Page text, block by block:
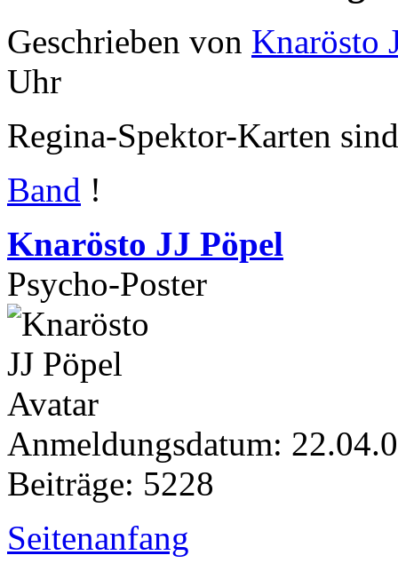
Geschrieben von Knarösto
Uhr
Regina-Spektor-Karten
Band !
Knarösto JJ Pöpel
Psycho-Poster
Anmeldungsdatum:
Beiträge: 5228
Seitenanfang